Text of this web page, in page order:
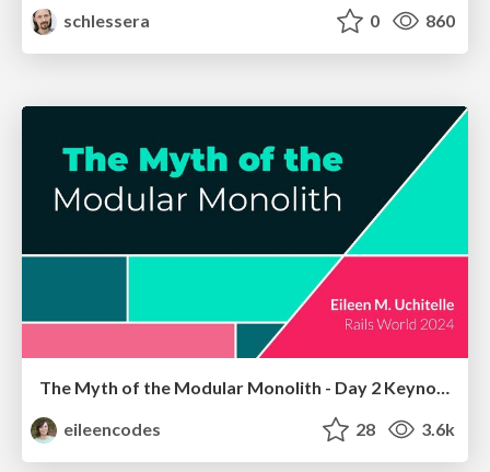
schlessera
0 860
eileencodes
28 3.6k